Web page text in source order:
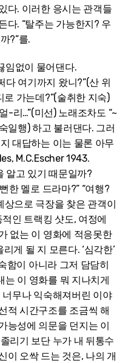
다. 이러한 응시는 관객들
다. “탈주는 가능한지? 우
?”를.
임없이 물어댄다.
다 여기까지 왔니?”(산 위
로 가는데?”(술취한 지숙)
-리…”(미선) 노래조차도 “~
일행) 하고 불러댄다. 그러
대답하는 이는 물론 아무
M.C.Escher 1943.
알고 있기 때문일까?
한 멜로 드라마?” “여행?
으로 극장을 찾은 관객이
인 트랙킹 샷도, 여정에
없는 이 영화에 적응못한
게 될 지 모른다. ‘심각한’
함이 아니라 그저 담담히
이 영화를 뭐 지나치게
무나 익숙해져버린 이야
적 시간구조를 조금씩 해
능성에 의문을 던지는 이
리기 보단 누가 내 뒤통수
이 오싹 드는 것은, 나의 개